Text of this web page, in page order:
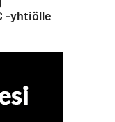
-yhtiölle